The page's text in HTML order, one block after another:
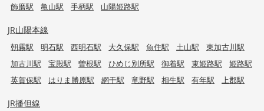
飾磨駅
亀山駅 手柄駅 山陽姫路駅
JR山陽本線
朝霧駅 明石駅 西明石駅 大久保駅 魚住駅 土山駅
東加古川駅
加古川駅
宝殿駅 曽根駅 ひめじ別所駅 御着駅 東姫路駅
姫路駅
英賀保駅
はりま勝原駅 網干駅 竜野駅 相生駅 有年駅 上郡駅
JR播但線